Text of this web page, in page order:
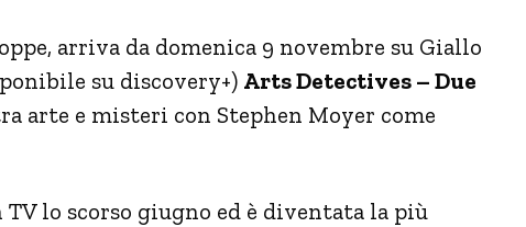
arriva da domenica 9 novembre su Giallo
su discovery+) Arts Detectives – Due
arte e misteri con Stephen Moyer come
lo scorso giugno ed è diventata la più